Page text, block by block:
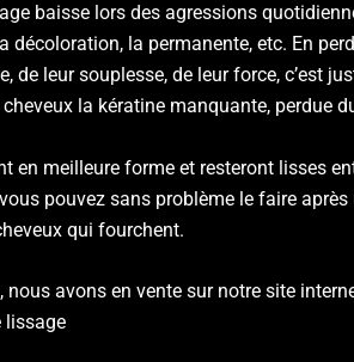
baisse lors des agressions
décoloration, la permanente, etc. En
de leur souplesse, de leur force, c’est
la kératine manquante, perdue
en meilleure forme et resteront lisses
pouvez sans problème le faire après
qui fourchent.
nous avons en vente sur notre site
lissage